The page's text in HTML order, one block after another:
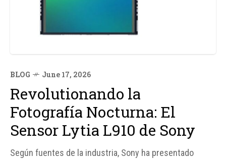
BLOG June 17, 2026
Revolutionando la
Fotografía Nocturna: El
Sensor Lytia L910 de Sony
Según fuentes de la industria, Sony ha presentado